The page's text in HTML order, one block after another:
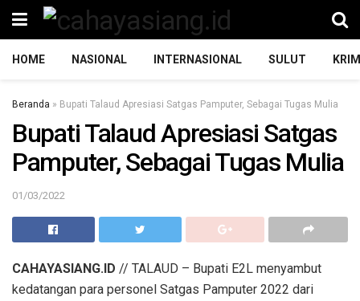
HOME NASIONAL INTERNASIONAL SULUT
Beranda » Bupati Talaud Apresiasi Satgas Pamputer, Sebagai Tugas Mulia
Bupati Talaud Apresiasi Satgas
Pamputer, Sebagai Tugas Mulia
01/03/2022
CAHAYASIANG.ID // TALAUD – Bupati E2L menyambut
kedatangan para personel Satgas Pamputer 2022 dari